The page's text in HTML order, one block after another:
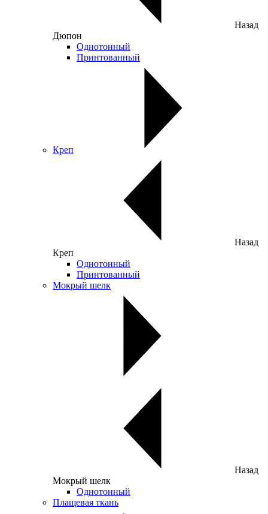
Назад
Дюпон
Однотонный
Принтованный
Креп
Назад
Креп
Однотонный
Принтованный
Мокрый шелк
Назад
Мокрый шелк
Однотонный
Плащевая ткань